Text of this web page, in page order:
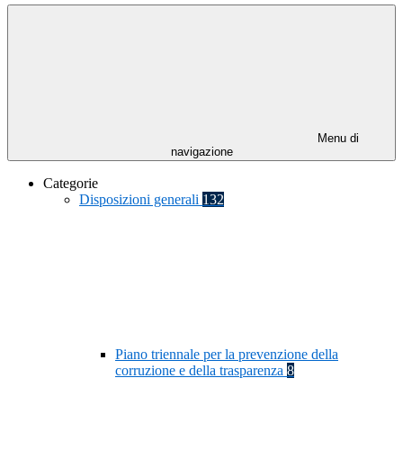
Menu di
navigazione
Categorie
Disposizioni generali 132
Piano triennale per la prevenzione della
corruzione e della trasparenza 8